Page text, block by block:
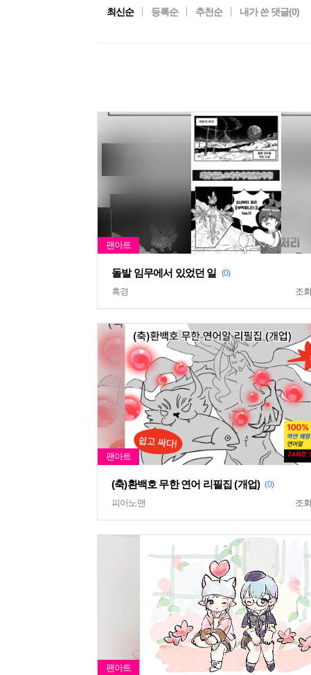
최신순 등록순 추천순 내가 쓴 댓글(0)
돌발 임무에서 있었던 일 (0)
흑경 조회
(축)환백호 무한 연어 리필집 (개업) (0)
피아노맨 조회